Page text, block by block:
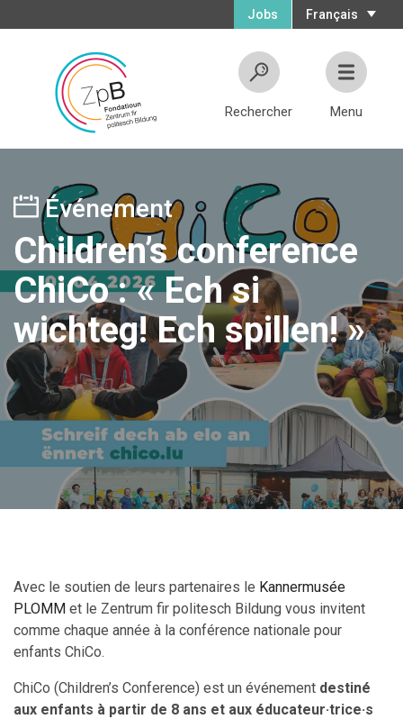
Français
Jobs
Rechercher Menu
Événement
Children’s conference
ChiCo : « Ech si
wichteg! Ech spillen! »
Avec le soutien de leurs partenaires le Kannermusée
PLOMM et le Zentrum fir politesch Bildung vous invitent
comme chaque année à la conférence nationale pour
enfants ChiCo.
ChiCo (Children’s Conference) est un événement destiné
aux enfants à partir de 8 ans et aux éducateur·trice·s